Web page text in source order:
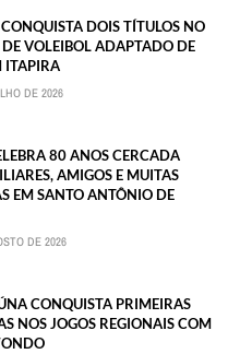
DOIS TÍTULOS NO
VOLEIBOL ADAPTADO DE
ITAPIRA
DE 2026
80 ANOS CERCADA
AMIGOS E MUITAS
EM SANTO ANTÔNIO DE
DE 2026
CONQUISTA PRIMEIRAS
NOS JOGOS REGIONAIS COM